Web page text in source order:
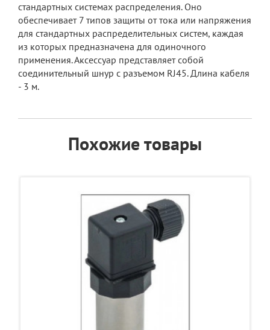
стандартных системах распределения. Оно
обеспечивает 7 типов защиты от тока или напряжения
для стандартных распределительных систем, каждая
из которых предназначена для одиночного
применения. Аксессуар представляет собой
соединительный шнур с разъемом RJ45. Длина кабеля
- 3 м.
Похожие товары